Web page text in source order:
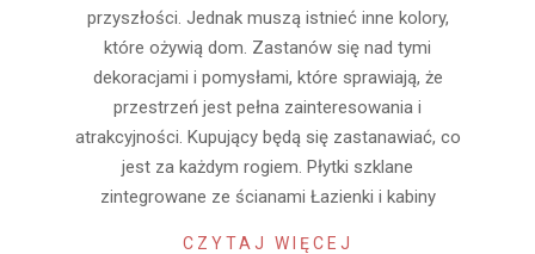
przyszłości. Jednak muszą istnieć inne kolory,
które ożywią dom. Zastanów się nad tymi
dekoracjami i pomysłami, które sprawiają, że
przestrzeń jest pełna zainteresowania i
atrakcyjności. Kupujący będą się zastanawiać, co
jest za każdym rogiem. Płytki szklane
zintegrowane ze ścianami Łazienki i kabiny
CZYTAJ WIĘCEJ